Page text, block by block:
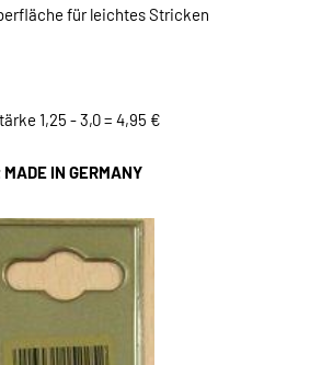
für leichtes Stricken
1,25 - 3,0 = 4,95 €
IN GERMANY